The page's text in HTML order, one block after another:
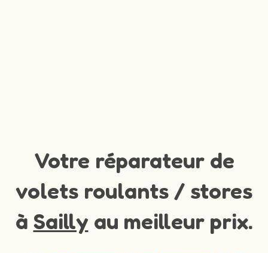
Votre réparateur de
volets roulants / stores
à Sailly au meilleur prix.